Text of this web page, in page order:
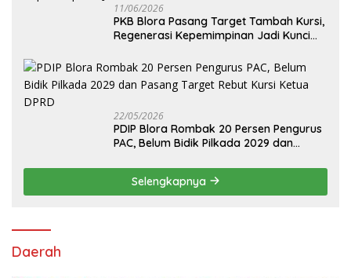
11/06/2026
PKB Blora Pasang Target Tambah Kursi,
Regenerasi Kepemimpinan Jadi Kunci
22/05/2026
PDIP Blora Rombak 20 Persen Pengurus
PAC, Belum Bidik Pilkada 2029 dan
Selengkapnya
Daerah